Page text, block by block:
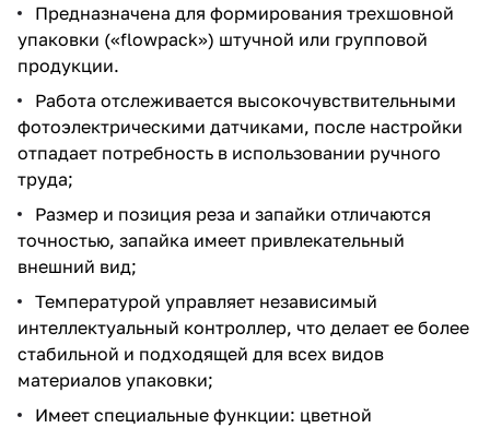
Предназначена для формирования трехшовной
упаковки («flowpack») штучной или групповой
продукции.
Работа отслеживается высокочувствительными
фотоэлектрическими датчиками, после настройки
отпадает потребность в использовании ручного
труда;
Размер и позиция реза и запайки отличаются
точностью, запайка имеет привлекательный
внешний вид;
Температурой управляет независимый
интеллектуальный контроллер, что делает ее более
стабильной и подходящей для всех видов
материалов упаковки;
Имеет специальные функции: цветной